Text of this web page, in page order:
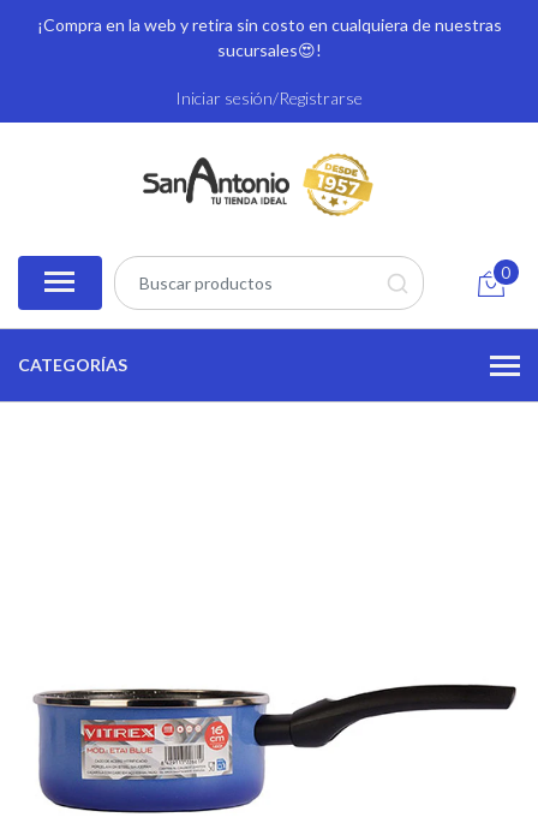
¡Compra en la web y retira sin costo en cualquiera de nuestras
sucursales😍!
Iniciar sesión/Registrarse
0
CATEGORÍAS